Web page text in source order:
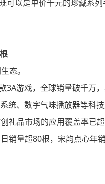
以是单价千元的珍藏系
态。
游戏，全球销量破千万
统、数字气味播放器等科
礼品市场的应用覆盖率已
销量超80根，宋韵点心年